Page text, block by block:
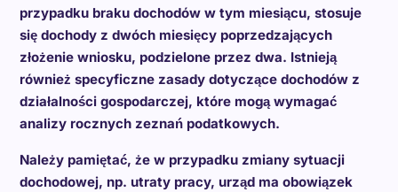
przypadku braku dochodów w tym miesiącu, stosuje
się dochody z dwóch miesięcy poprzedzających
złożenie wniosku, podzielone przez dwa. Istnieją
również specyficzne zasady dotyczące dochodów z
działalności gospodarczej, które mogą wymagać
analizy rocznych zeznań podatkowych.
Należy pamiętać, że w przypadku zmiany sytuacji
dochodowej, np. utraty pracy, urząd ma obowiązek